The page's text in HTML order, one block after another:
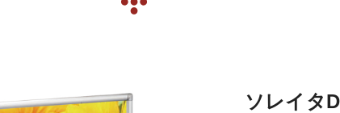
ソレイタ